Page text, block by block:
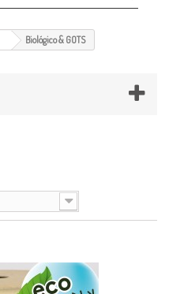
Biológico & GOTS